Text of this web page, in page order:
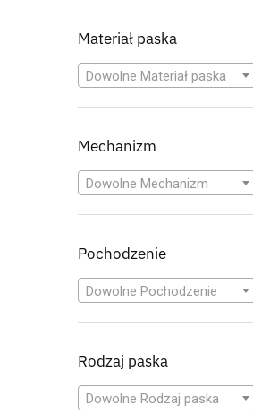
Materiał paska
Dowolne Materiał paska
Mechanizm
Dowolne Mechanizm
Pochodzenie
Dowolne Pochodzenie
Rodzaj paska
Dowolne Rodzaj paska